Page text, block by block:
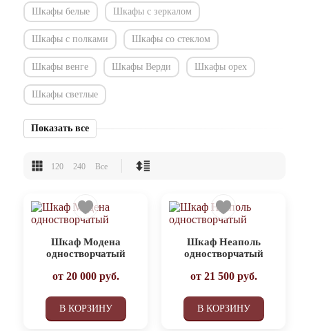
Шкафы белые Шкафы с зеркалом
Шкафы с полками Шкафы со стеклом
Шкафы венге Шкафы Верди Шкафы орех
Шкафы светлые
Показать все
120 240 Все
Шкаф Модена
одностворчатый
от 20 000руб.
В КОРЗИНУ
Шкаф Неаполь
одностворчатый
от 21 500руб.
В КОРЗИНУ